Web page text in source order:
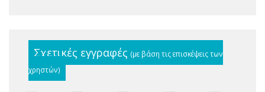
Σχετικές εγγραφές (με βάση τις επισκέψεις των
χρηστών)